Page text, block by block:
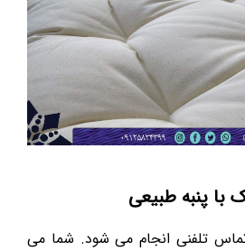
پنبه طبیعی
تلفنی انجام می ‌شود. شما می